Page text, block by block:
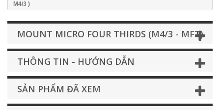
M4/3 )
MOUNT MICRO FOUR THIRDS (M4/3 - MFT)
THÔNG TIN - HƯỚNG DẪN
SẢN PHẨM ĐÃ XEM